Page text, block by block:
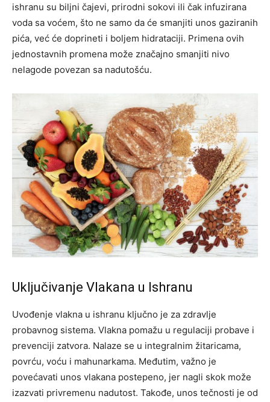
ishranu su biljni čajevi, prirodni sokovi ili čak infuzirana
voda sa voćem, što ne samo da će smanjiti unos gaziranih
pića, već će doprineti i boljem hidrataciji. Primena ovih
jednostavnih promena može značajno smanjiti nivo
nelagode povezan sa nadutošću.
Uključivanje Vlakana u Ishranu
Uvođenje vlakna u ishranu ključno je za zdravlje
probavnog sistema. Vlakna pomažu u regulaciji probave i
prevenciji zatvora. Nalaze se u integralnim žitaricama,
povrću, voću i mahunarkama. Međutim, važno je
povećavati unos vlakana postepeno, jer nagli skok može
izazvati privremenu nadutost. Takođe, unos tečnosti je od